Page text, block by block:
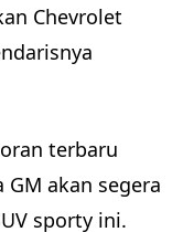
Chevrolet
terbaru
akan segera
sporty ini.